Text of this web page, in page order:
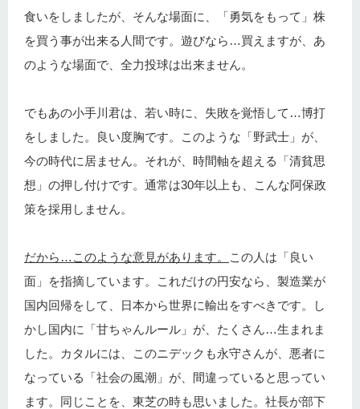
食いをしましたが、そんな場面に、「勇気をもって」株
を買う事が出来る人間です。遊びなら…買えますが、あ
のような場面で、全力投球は出来ません。
でもあの小手川君は、若い時に、失敗を覚悟して…博打
をしました。良い度胸です。このような「野武士」が、
今の時代に居ません。それが、時間軸を超える「清貧思
想」の押し付けです。通常は30年以上も、こんな阿保政
策を採用しません。
だから…このような意見があります。
この人は「良い
面」を指摘しています。これだけの円安なら、製造業が
国内回帰をして、日本から世界に輸出をすべきです。し
かし国内に「甘ちゃんルール」が、たくさん…生まれま
した。カタルには、このニデックも永守さんが、悪者に
なっている「社会の風潮」が、間違っていると思ってい
ます。同じことを、東芝の時も思いました。社長が部下